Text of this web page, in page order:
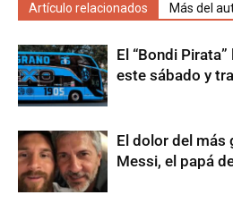
Artículo relacionados Más del
El “Bondi
este sábado y
El dolor del más
Messi, el papá